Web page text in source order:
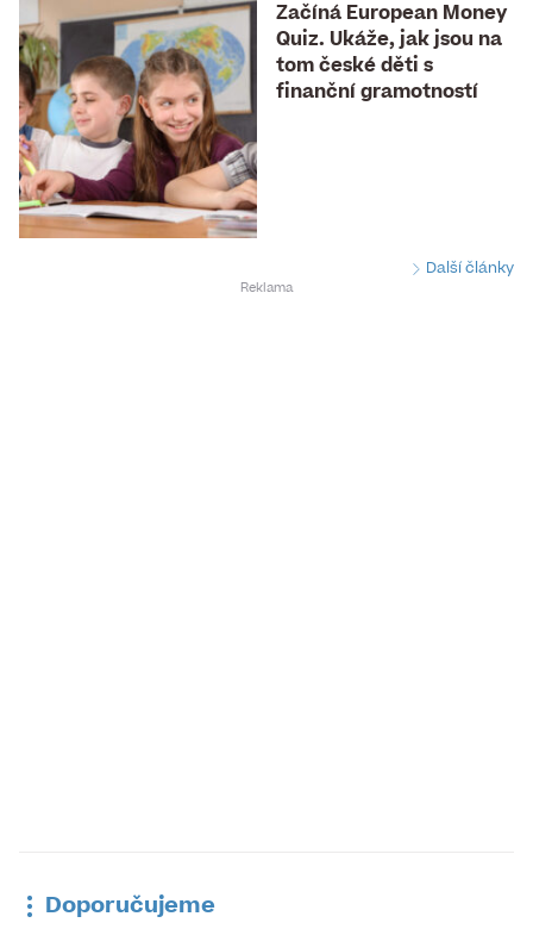
Začíná European Money
Quiz. Ukáže, jak jsou na
tom české děti s
finanční gramotností
Další články
Doporučujeme